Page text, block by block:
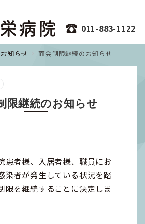
011-883-1122
知らせ 面会制限継続のお知らせ
限継続のお知らせ
患者様、入居者様、職員にお
染者が発生している状況を踏
限を継続することに決定しま